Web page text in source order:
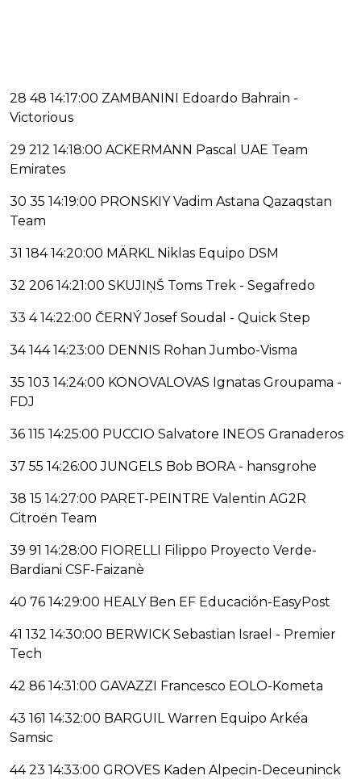
28 48 14:17:00 ZAMBANINI Edoardo Bahrain -
Victorious
29 212 14:18:00 ACKERMANN Pascal UAE Team
Emirates
30 35 14:19:00 PRONSKIY Vadim Astana Qazaqstan
Team
31 184 14:20:00 MÄRKL Niklas Equipo DSM
32 206 14:21:00 SKUJIŅŠ Toms Trek - Segafredo
33 4 14:22:00 ČERNÝ Josef Soudal - Quick Step
34 144 14:23:00 DENNIS Rohan Jumbo-Visma
35 103 14:24:00 KONOVALOVAS Ignatas Groupama -
FDJ
36 115 14:25:00 PUCCIO Salvatore INEOS Granaderos
37 55 14:26:00 JUNGELS Bob BORA - hansgrohe
38 15 14:27:00 PARET-PEINTRE Valentin AG2R
Citroën Team
39 91 14:28:00 FIORELLI Filippo Proyecto Verde-
Bardiani CSF-Faizanè
40 76 14:29:00 HEALY Ben EF Educación-EasyPost
41 132 14:30:00 BERWICK Sebastian Israel - Premier
Tech
42 86 14:31:00 GAVAZZI Francesco EOLO-Kometa
43 161 14:32:00 BARGUIL Warren Equipo Arkéa
Samsic
44 23 14:33:00 GROVES Kaden Alpecin-Deceuninck